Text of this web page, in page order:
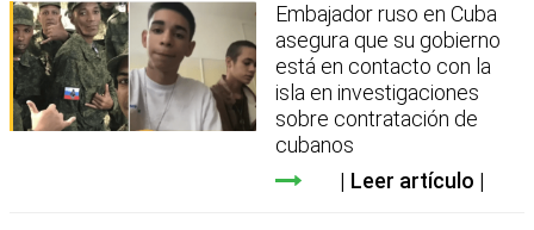
Embajador ruso en Cuba
asegura que su gobierno
está en contacto con la
isla en investigaciones
sobre contratación de
cubanos
Leer artículo